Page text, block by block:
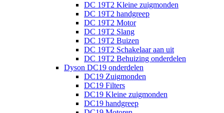
DC 19T2 Kleine zuigmonden
DC 19T2 handgreep
DC 19T2 Motor
DC 19T2 Slang
DC 19T2 Buizen
DC 19T2 Schakelaar aan uit
DC 19T2 Behuizing onderdelen
Dyson DC19 onderdelen
DC19 Zuigmonden
DC19 Filters
DC19 Kleine zuigmonden
DC19 handgreep